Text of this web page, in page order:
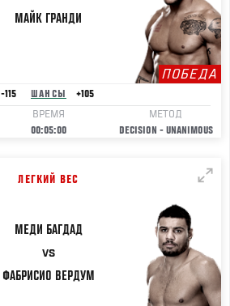
МАЙК ГРАНДИ
ПОБЕДА
-115 ШАНСЫ
+105
ВРЕМЯ
00:05:00
МЕТОД
DECISION - UNANIMOUS
ЛЕГКИЙ ВЕС
МЕДИ БАГДАД
VS
ФАБРИСИО ВЕРДУМ